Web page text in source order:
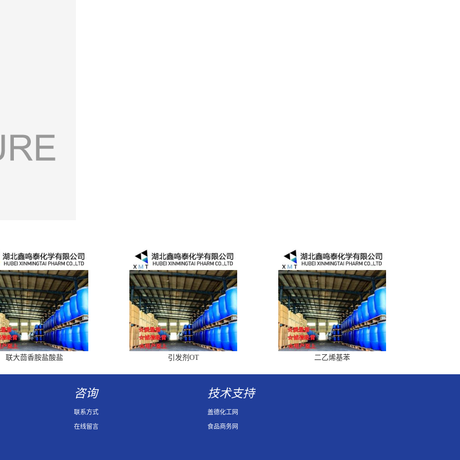
联大茴香胺盐酸盐 引发剂OT 二乙烯基苯
咨询
联系方式
在线留言
技术支持
盖德化工网
食品商务网